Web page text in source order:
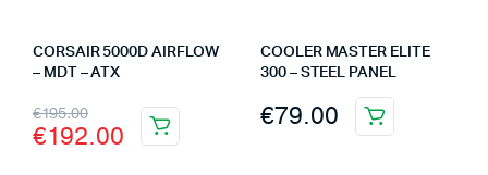
CORSAIR 5000D AIRFLOW
– MDT – ATX
€195.00
€192.00
COOLER MASTER ELITE
300 – STEEL PANEL
€79.00